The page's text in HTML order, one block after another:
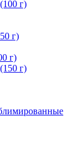
г)
г)
г)
г)